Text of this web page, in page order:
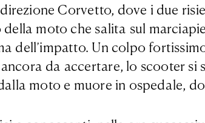
Corvetto, dove i due
moto che salita sul
dell’impatto. Un colpo
da accertare, lo scooter
moto e muore in ospedale,